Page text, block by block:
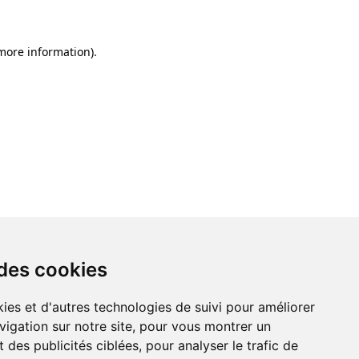
cookies
et d'autres technologies de suivi pour améliorer
sur notre site, pour vous montrer un
des publicités ciblées, pour analyser le trafic de
information).